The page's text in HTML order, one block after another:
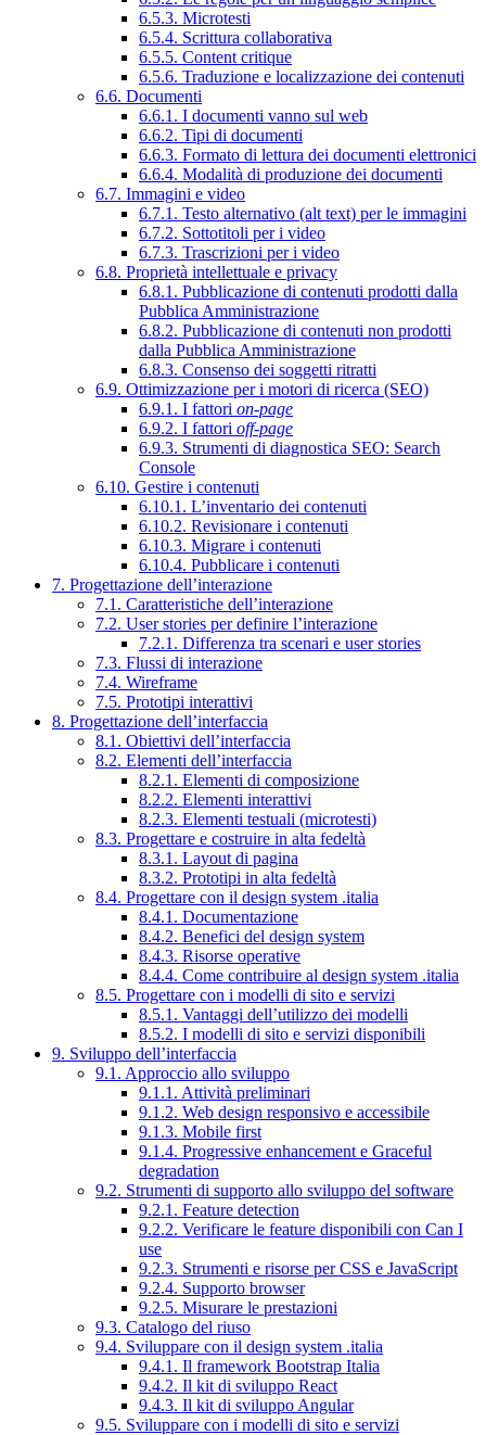
6.5.3. Microtesti
6.5.4. Scrittura collaborativa
6.5.5. Content critique
6.5.6. Traduzione e localizzazione dei contenuti
6.6. Documenti
6.6.1. I documenti vanno sul web
6.6.2. Tipi di documenti
6.6.3. Formato di lettura dei documenti elettronici
6.6.4. Modalità di produzione dei documenti
6.7. Immagini e video
6.7.1. Testo alternativo (alt text) per le immagini
6.7.2. Sottotitoli per i video
6.7.3. Trascrizioni per i video
6.8. Proprietà intellettuale e privacy
6.8.1. Pubblicazione di contenuti prodotti dalla
Pubblica Amministrazione
6.8.2. Pubblicazione di contenuti non prodotti
dalla Pubblica Amministrazione
6.8.3. Consenso dei soggetti ritratti
6.9. Ottimizzazione per i motori di ricerca (SEO)
6.9.1. I fattori on-page
6.9.2. I fattori off-page
6.9.3. Strumenti di diagnostica SEO: Search
Console
6.10. Gestire i contenuti
6.10.1. L’inventario dei contenuti
6.10.2. Revisionare i contenuti
6.10.3. Migrare i contenuti
6.10.4. Pubblicare i contenuti
7. Progettazione dell’interazione
7.1. Caratteristiche dell’interazione
7.2. User stories per definire l’interazione
7.2.1. Differenza tra scenari e user stories
7.3. Flussi di interazione
7.4. Wireframe
7.5. Prototipi interattivi
8. Progettazione dell’interfaccia
8.1. Obiettivi dell’interfaccia
8.2. Elementi dell’interfaccia
8.2.1. Elementi di composizione
8.2.2. Elementi interattivi
8.2.3. Elementi testuali (microtesti)
8.3. Progettare e costruire in alta fedeltà
8.3.1. Layout di pagina
8.3.2. Prototipi in alta fedeltà
8.4. Progettare con il design system .italia
8.4.1. Documentazione
8.4.2. Benefici del design system
8.4.3. Risorse operative
8.4.4. Come contribuire al design system .italia
8.5. Progettare con i modelli di sito e servizi
8.5.1. Vantaggi dell’utilizzo dei modelli
8.5.2. I modelli di sito e servizi disponibili
9. Sviluppo dell’interfaccia
9.1. Approccio allo sviluppo
9.1.1. Attività preliminari
9.1.2. Web design responsivo e accessibile
9.1.3. Mobile first
9.1.4. Progressive enhancement e Graceful
degradation
9.2. Strumenti di supporto allo sviluppo del software
9.2.1. Feature detection
9.2.2. Verificare le feature disponibili con Can I
use
9.2.3. Strumenti e risorse per CSS e JavaScript
9.2.4. Supporto browser
9.2.5. Misurare le prestazioni
9.3. Catalogo del riuso
9.4. Sviluppare con il design system .italia
9.4.1. Il framework Bootstrap Italia
9.4.2. Il kit di sviluppo React
9.4.3. Il kit di sviluppo Angular
9.5. Sviluppare con i modelli di sito e servizi